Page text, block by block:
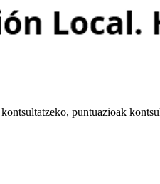
puntuazioak